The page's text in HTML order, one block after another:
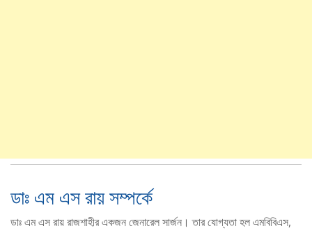
ডাঃ এম এস রায় সম্পর্কে
ডাঃ এম এস রায় রাজশাহীর একজন জেনারেল সার্জন। তার যোগ্যতা হল এমবিবিএস,